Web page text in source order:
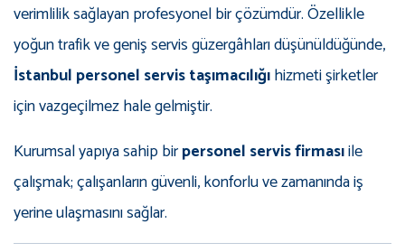
verimlilik sağlayan profesyonel bir çözümdür. Özellikle
yoğun trafik ve geniş servis güzergâhları düşünüldüğünde,
İstanbul personel servis taşımacılığıhizmeti şirketler
için vazgeçilmez hale gelmiştir.
Kurumsal yapıya sahip birpersonel servis firmasıile
çalışmak; çalışanların güvenli, konforlu ve zamanında iş
yerine ulaşmasını sağlar.